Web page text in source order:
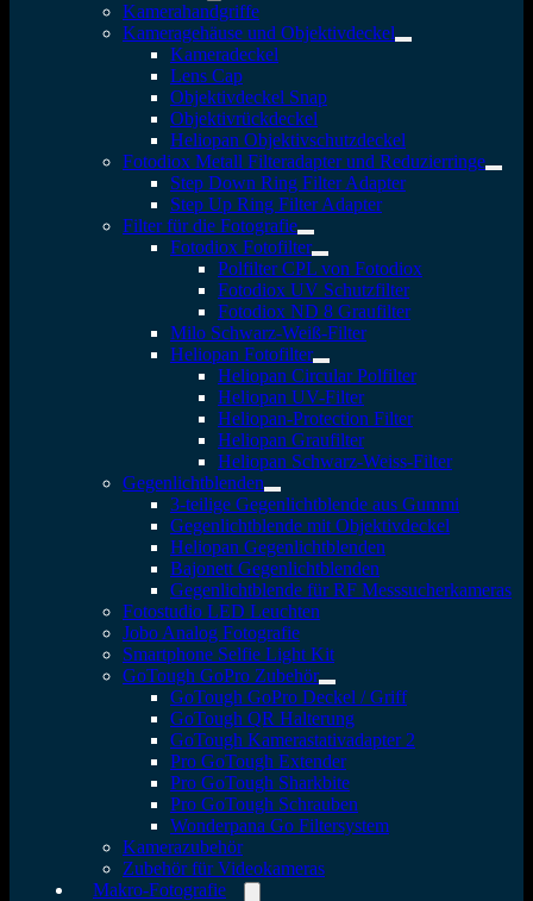
Kamerahandgriffe
Kameragehäuse und Objektivdeckel
Kameradeckel
Lens Cap
Objektivdeckel Snap
Objektivrückdeckel
Heliopan Objektivschutzdeckel
Fotodiox Metall Filteradapter und Reduzierringe
Step Down Ring Filter Adapter
Step Up Ring Filter Adapter
Filter für die Fotografie
Fotodiox Fotofilter
Polfilter CPL von Fotodiox
Fotodiox UV Schutzfilter
Fotodiox ND 8 Graufilter
Milo Schwarz-Weiß-Filter
Heliopan Fotofilter
Heliopan Circular Polfilter
Heliopan UV-Filter
Heliopan-Protection Filter
Heliopan Graufilter
Heliopan Schwarz-Weiss-Filter
Gegenlichtblenden
3-teilige Gegenlichtblende aus Gummi
Gegenlichtblende mit Objektivdeckel
Heliopan Gegenlichtblenden
Bajonett Gegenlichtblenden
Gegenlichtblende für RF Messsucherkameras
Fotostudio LED Leuchten
Jobo Analog Fotografie
Smartphone Selfie Light Kit
GoTough GoPro Zubehör
GoTough GoPro Deckel / Griff
GoTough QR Halterung
GoTough Kamerastativadapter 2
Pro GoTough Extender
Pro GoTough Sharkbite
Pro GoTough Schrauben
Wonderpana Go Filtersystem
Kamerazubehör
Zubehör für Videokameras
Makro-Fotografie